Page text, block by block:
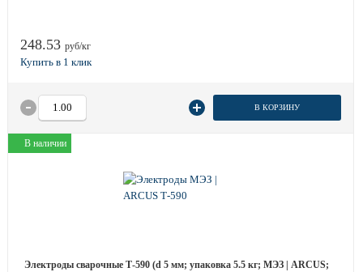
248.53 руб/кг
В КОРЗИНУ
В наличии
Электроды сварочные Т-590 (d 5 мм; упаковка 5.5 кг; МЭЗ | ARCUS;